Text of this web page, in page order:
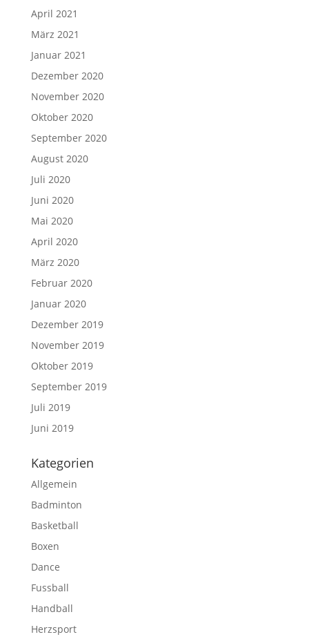
April 2021
März 2021
Januar 2021
Dezember 2020
November 2020
Oktober 2020
September 2020
August 2020
Juli 2020
Juni 2020
Mai 2020
April 2020
März 2020
Februar 2020
Januar 2020
Dezember 2019
November 2019
Oktober 2019
September 2019
Juli 2019
Juni 2019
Kategorien
Allgemein
Badminton
Basketball
Boxen
Dance
Fussball
Handball
Herzsport